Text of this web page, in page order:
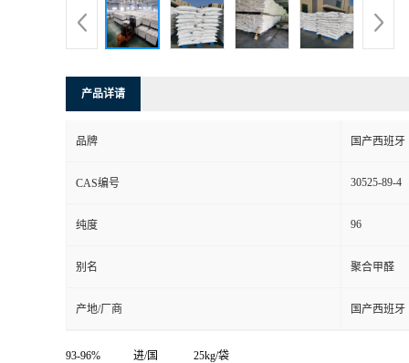
产品详请
品牌 国产西班牙
CAS编号 30525-89-4
纯度 96
别名 聚合甲醛
产地/厂商 国产西班牙
93-96% 进/国 25kg/袋